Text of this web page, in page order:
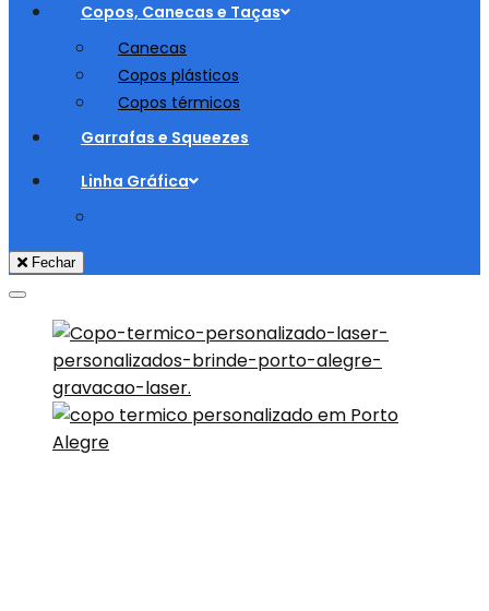
Copos, Canecas e Taças
Canecas
Copos plásticos
Copos térmicos
Garrafas e Squeezes
Linha Gráfica
Fechar